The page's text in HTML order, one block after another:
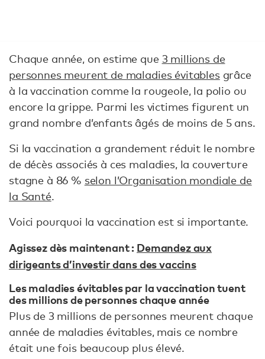
Chaque année, on estime que 3 millions de
personnes meurent de maladies évitablesgrâce
à la vaccination comme la rougeole, la polio ou
encore la grippe. Parmi les victimes figurent un
grand nombre d’enfants âgés de moins de 5 ans.
Si la vaccination a grandement réduit le nombre
de décès associés à ces maladies, la couverture
stagne à 86 % selon l’Organisation mondiale de
la Santé.
Voici pourquoi la vaccination est si importante.
Agissez dès maintenant : Demandez aux
dirigeants d’investir dans des vaccins
Les maladies évitables par la vaccination tuent
des millions de personnes chaque année
Plus de 3 millions de personnes meurent chaque
année de maladies évitables, mais ce nombre
était une fois beaucoup plus élevé.